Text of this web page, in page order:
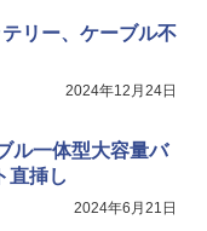
リー、ケーブル不
2024年12月24日
ル一体型大容量バ
直挿し
2024年6月21日